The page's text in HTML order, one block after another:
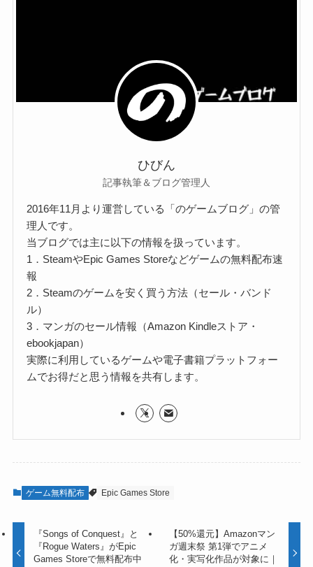
ひびん
記事執筆＆ブログ管理人
2016年11月より運営している「のゲームブログ」の管
理人です。
当ブログでは主に以下の情報を扱っています。
1．SteamやEpic Games Storeなどゲームの無料配布速
報
2．Steamのゲームを安く買う方法（セール・バンド
ル）
3．マンガのセール情報（Amazon Kindleストア・
ebookjapan）
実際に利用しているゲームや電子書籍プラットフォー
ムでお得だと思う情報を共有します。
ゲーム無料配布 Epic Games Store
『Songs of Conquest』と
『Rogue Waters』がEpic
Games Storeで無料配布中
【50%還元】Amazonマン
ガ週末祭 第1弾でアニメ
化・実写化作品が対象に｜